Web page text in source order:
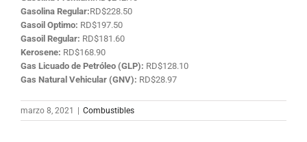
Gasolina Regular:RD$228.50
Gasoil Optimo: RD$197.50
Gasoil Regular: RD$181.60
Kerosene: RD$168.90
Gas Licuado de Petróleo (GLP): RD$128.10
Gas Natural Vehicular (GNV): RD$28.97
marzo 8, 2021 Combustibles